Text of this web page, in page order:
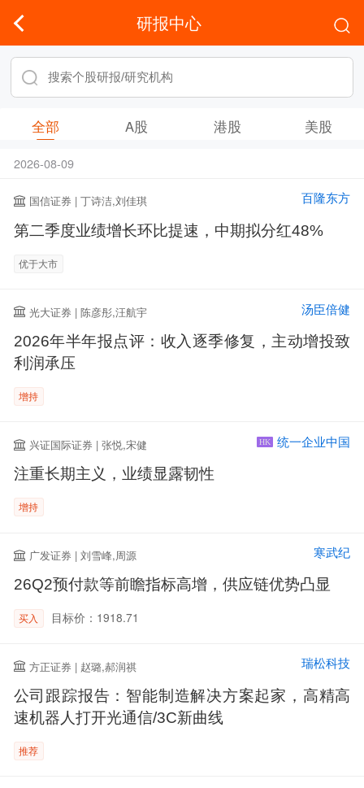
研报中心
全部 A股 港股 美股
2026-08-09
国信证券 | 丁诗洁,刘佳琪 百隆东方
第二季度业绩增长环比提速，中期拟分红48%
优于大市
光大证券 | 陈彦彤,汪航宇 汤臣倍健
2026年半年报点评：收入逐季修复，主动增投致
利润承压
增持
兴证国际证券 | 张悦,宋健 HK 统一企业中国
注重长期主义，业绩显露韧性
增持
广发证券 | 刘雪峰,周源 寒武纪
26Q2预付款等前瞻指标高增，供应链优势凸显
买入 目标价：1918.71
方正证券 | 赵璐,郝润祺 瑞松科技
公司跟踪报告：智能制造解决方案起家，高精高
速机器人打开光通信/3C新曲线
推荐